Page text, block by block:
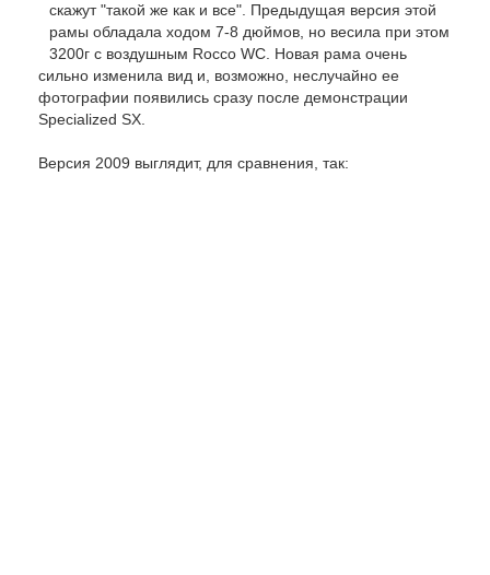
скажут "такой же как и все". Предыдущая версия этой
рамы обладала ходом 7-8 дюймов, но весила при этом
3200г с воздушным Rocco WC. Новая рама очень
сильно изменила вид и, возможно, неслучайно ее
фотографии появились сразу после демонстрации
Specialized SX.
Версия 2009 выглядит, для сравнения, так: